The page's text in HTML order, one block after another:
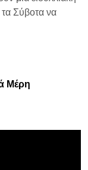
Σύβοτα να
Μέρη